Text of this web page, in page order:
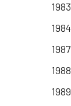
1983
1984
1987
1988
1989